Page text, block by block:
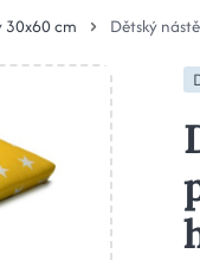
30x60 cm Dětský